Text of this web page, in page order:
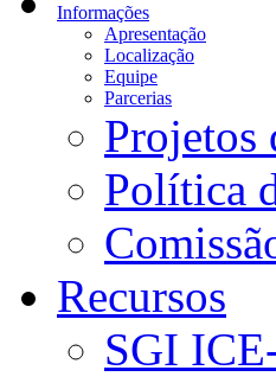
Informações
Apresentação
Localização
Equipe
Parcerias
Projetos
Política
Recursos
SGI